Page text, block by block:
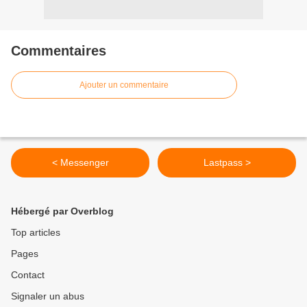
Commentaires
Ajouter un commentaire
< Messenger Lastpass >
Hébergé par Overblog
Top articles
Pages
Contact
Signaler un abus